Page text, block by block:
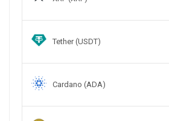
Tether (USDT)
Cardano (ADA)